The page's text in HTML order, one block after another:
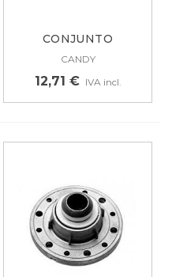
CONJUNTO
RODAMIENTO
CANDY
12,71 € IVA incl.